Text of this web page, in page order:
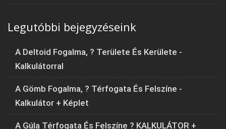
Legutóbbi bejegyzéseink
A Deltoid Fogalma, ? Területe És Kerülete -
Kalkulátorral
A Gömb Fogalma, ? Térfogata És Felszíne -
Kalkulátor + Képlet
A Gúla Térfogata És Felszíne ? KALKULÁTOR +